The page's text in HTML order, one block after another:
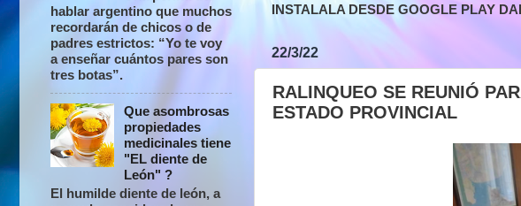
INSTALALA DESDE GOOGLE PLAY
22/3/22
RALINQUEO SE REUNIÓ
ESTADO PROVINCIAL
hablar argentino que muchos
recordarán de chicos o de
padres estrictos: “Yo te voy
a enseñar cuántos pares son
tres botas”.
Que asombrosas
propiedades
medicinales tiene
"EL diente de
León" ?
El humilde diente de león, a